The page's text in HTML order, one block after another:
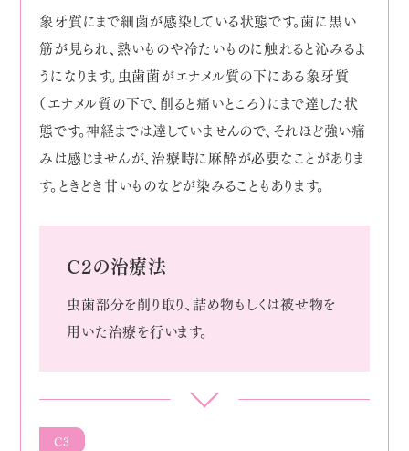
象牙質にまで細菌が感染している状態です。歯に黒い
筋が見られ、熱いものや冷たいものに触れると沁みるよ
うになります。虫歯菌がエナメル質の下にある象牙質
（エナメル質の下で、削ると痛いところ）にまで達した状
態です。神経までは達していませんので、それほど強い痛
みは感じませんが、治療時に麻酔が必要なことがありま
す。ときどき甘いものなどが染みることもあります。
C2の治療法
虫歯部分を削り取り、詰め物もしくは被せ物を
用いた治療を行います。
C3